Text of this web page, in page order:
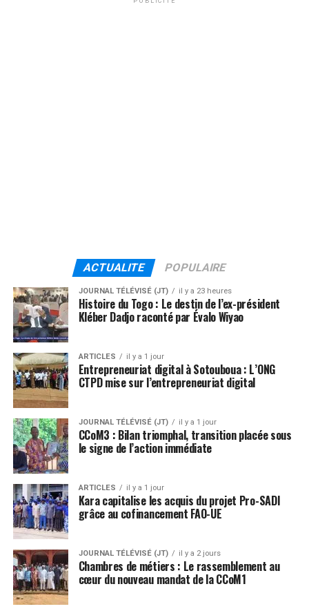
ACTUALITE POPULAIRE
JOURNAL TÉLÉVISÉ (JT) il y a 23 heures
Histoire du Togo : Le destin de l’ex-président
Kléber Dadjo raconté par Évalo Wiyao
ARTICLES il y a 1 jour
Entrepreneuriat digital à Sotouboua : L’ONG
CTPD mise sur l’entrepreneuriat digital
JOURNAL TÉLÉVISÉ (JT) il y a 1 jour
CCoM3 : Bilan triomphal, transition placée sous
le signe de l’action immédiate
ARTICLES il y a 1 jour
Kara capitalise les acquis du projet Pro-SADI
grâce au cofinancement FAO-UE
JOURNAL TÉLÉVISÉ (JT) il y a 2 jours
Chambres de métiers : Le rassemblement au
cœur du nouveau mandat de la CCoM1